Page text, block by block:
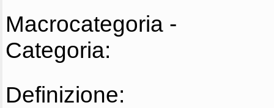
Macrocategoria -
Categoria:
Definizione: